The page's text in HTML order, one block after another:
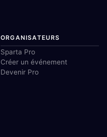
ORGANISATEURS
Sparta Pro
Créer un événement
Devenir Pro